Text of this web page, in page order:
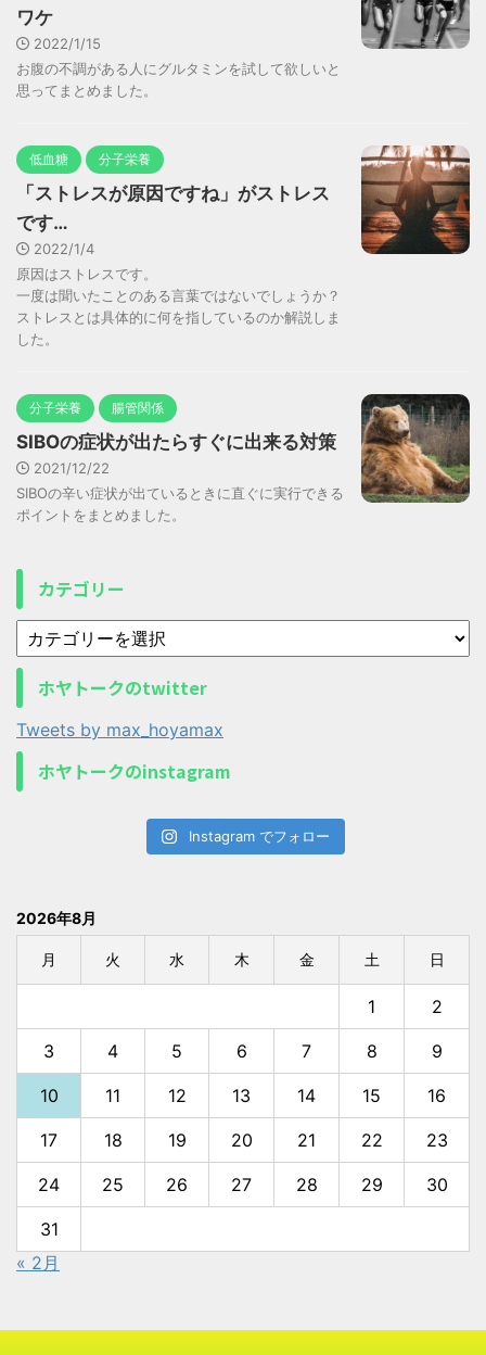
ワケ
2022/1/15
お腹の不調がある人にグルタミンを試して欲しいと
思ってまとめました。
低血糖 分子栄養
「ストレスが原因ですね」がストレス
です…
2022/1/4
原因はストレスです。
一度は聞いたことのある言葉ではないでしょうか？
ストレスとは具体的に何を指しているのか解説しま
した。
分子栄養 腸管関係
SIBOの症状が出たらすぐに出来る対策
2021/12/22
SIBOの辛い症状が出ているときに直ぐに実行できる
ポイントをまとめました。
カテゴリー
ホヤトークのtwitter
Tweets by max_hoyamax
ホヤトークのinstagram
Instagram でフォロー
2026年8月
月 火 水 木 金 土 日
1 2
3 4 5 6 7 8 9
10 11 12 13 14 15 16
17 18 19 20 21 22 23
24 25 26 27 28 29 30
31
« 2月